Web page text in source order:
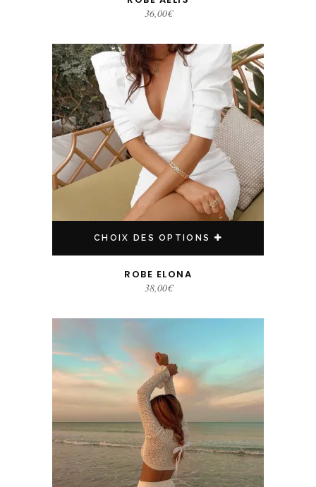
36,00€
CHOIX DES OPTIONS
Ce produit a plusieurs variations. Les options peuvent être choisies sur la page du produit
ROBE ELONA
38,00€
Ce produit a plusieurs variations. Les options peuvent être choisies sur la page du produit